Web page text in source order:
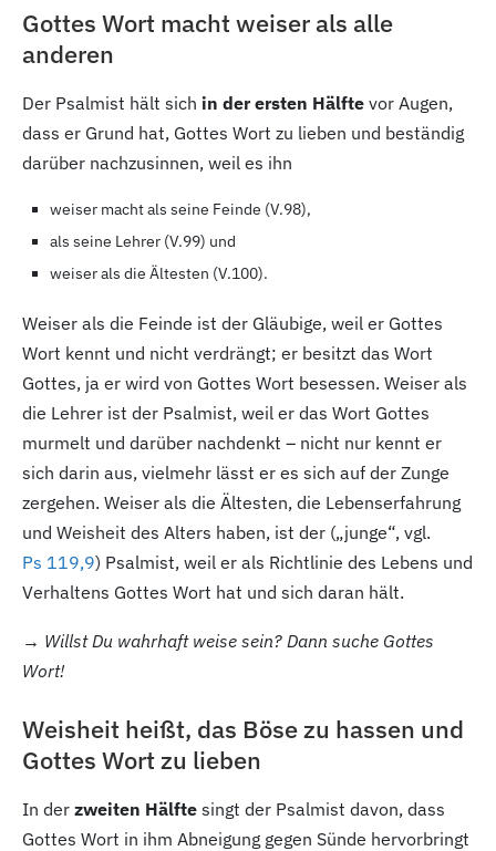
Gottes Wort macht weiser als alle
anderen
Der Psalmist hält sich in der ersten Hälfte vor Augen,
dass er Grund hat, Gottes Wort zu lieben und beständig
darüber nachzusinnen, weil es ihn
weiser macht als seine Feinde (V.98),
als seine Lehrer (V.99) und
weiser als die Ältesten (V.100).
Weiser als die Feinde ist der Gläubige, weil er Gottes
Wort kennt und nicht verdrängt; er besitzt das Wort
Gottes, ja er wird von Gottes Wort besessen. Weiser als
die Lehrer ist der Psalmist, weil er das Wort Gottes
murmelt und darüber nachdenkt – nicht nur kennt er
sich darin aus, vielmehr lässt er es sich auf der Zunge
zergehen. Weiser als die Ältesten, die Lebenserfahrung
und Weisheit des Alters haben, ist der („junge“, vgl.
Ps 119,9) Psalmist, weil er als Richtlinie des Lebens und
Verhaltens Gottes Wort hat und sich daran hält.
→ Willst Du wahrhaft weise sein? Dann suche Gottes
Wort!
Weisheit heißt, das Böse zu hassen und
Gottes Wort zu lieben
In der zweiten Hälfte singt der Psalmist davon, dass
Gottes Wort in ihm Abneigung gegen Sünde hervorbringt